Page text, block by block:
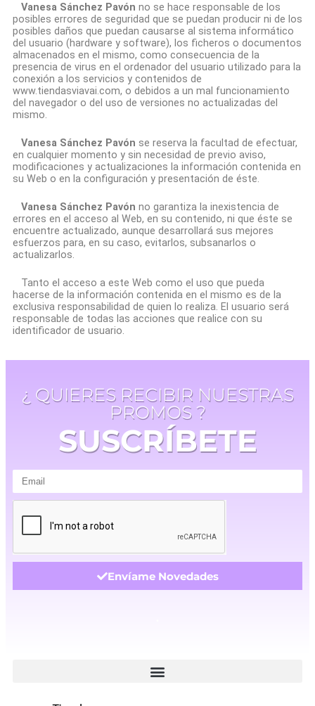
Vanesa Sánchez Pavón no se hace responsable de los
posibles errores de seguridad que se puedan producir ni de los
posibles daños que puedan causarse al sistema informático
del usuario (hardware y software), los ficheros o documentos
almacenados en el mismo, como consecuencia de la
presencia de virus en el ordenador del usuario utilizado para la
conexión a los servicios y contenidos de
www.tiendasviavai.com, o debidos a un mal funcionamiento
del navegador o del uso de versiones no actualizadas del
mismo.
Vanesa Sánchez Pavón se reserva la facultad de efectuar,
en cualquier momento y sin necesidad de previo aviso,
modificaciones y actualizaciones la información contenida en
su Web o en la configuración y presentación de éste.
Vanesa Sánchez Pavón no garantiza la inexistencia de
errores en el acceso al Web, en su contenido, ni que éste se
encuentre actualizado, aunque desarrollará sus mejores
esfuerzos para, en su caso, evitarlos, subsanarlos o
actualizarlos.
Tanto el acceso a este Web como el uso que pueda
hacerse de la información contenida en el mismo es de la
exclusiva responsabilidad de quien lo realiza. El usuario será
responsable de todas las acciones que realice con su
identificador de usuario.
¿ QUIERES RECIBIR NUESTRAS
PROMOS ?
SUSCRÍBETE
Envíame Novedades